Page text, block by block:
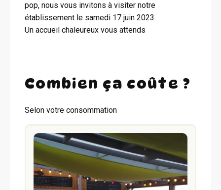
pop, nous vous invitons à visiter notre
établissement le samedi 17 juin 2023.
Un accueil chaleureux vous attends
Combien ça coûte ?
Selon votre consommation